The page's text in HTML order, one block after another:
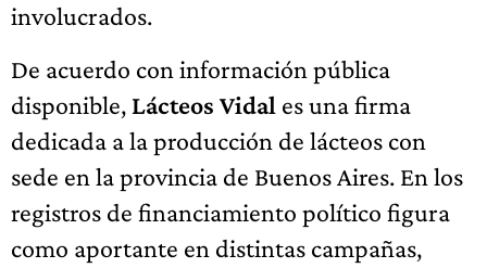
involucrados.
De acuerdo con información pública
disponible, Lácteos Vidal es una firma
dedicada a la producción de lácteos con
sede en la provincia de Buenos Aires. En los
registros de financiamiento político figura
como aportante en distintas campañas,